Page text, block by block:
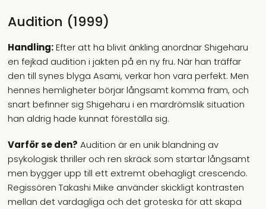
Audition (1999)
Handling:Efter att ha blivit änkling anordnar Shigeharu
en fejkad audition i jakten på en ny fru. När han träffar
den till synes blyga Asami, verkar hon vara perfekt. Men
hennes hemligheter börjar långsamt komma fram, och
snart befinner sig Shigeharu i en mardrömslik situation
han aldrig hade kunnat föreställa sig.
Varför se den? Audition är en unik blandning av
psykologisk thriller och ren skräck som startar långsamt
men bygger upp till ett extremt obehagligt crescendo.
Regissören Takashi Miike använder skickligt kontrasten
mellan det vardagliga och det groteska för att skapa